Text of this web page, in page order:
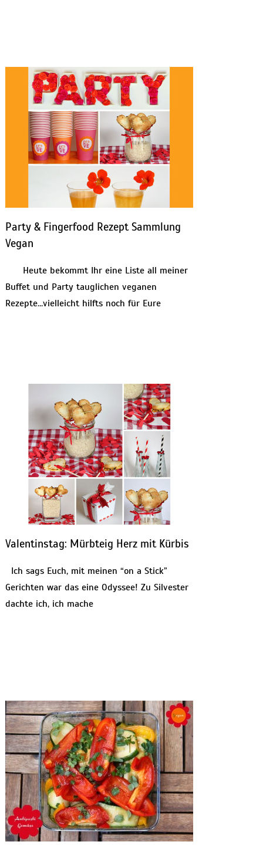
Party & Fingerfood Rezept Sammlung
Vegan
Heute bekommt Ihr eine Liste all meiner
Buffet und Party tauglichen veganen
Rezepte…vielleicht hilfts noch für Eure
Valentinstag: Mürbteig Herz mit Kürbis
Ich sags Euch, mit meinen “on a Stick”
Gerichten war das eine Odyssee! Zu Silvester
dachte ich, ich mache